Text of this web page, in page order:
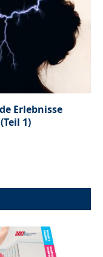
Erlebnisse
1)